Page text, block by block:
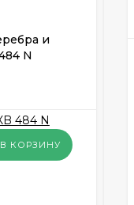
и
N
В КОРЗИНУ